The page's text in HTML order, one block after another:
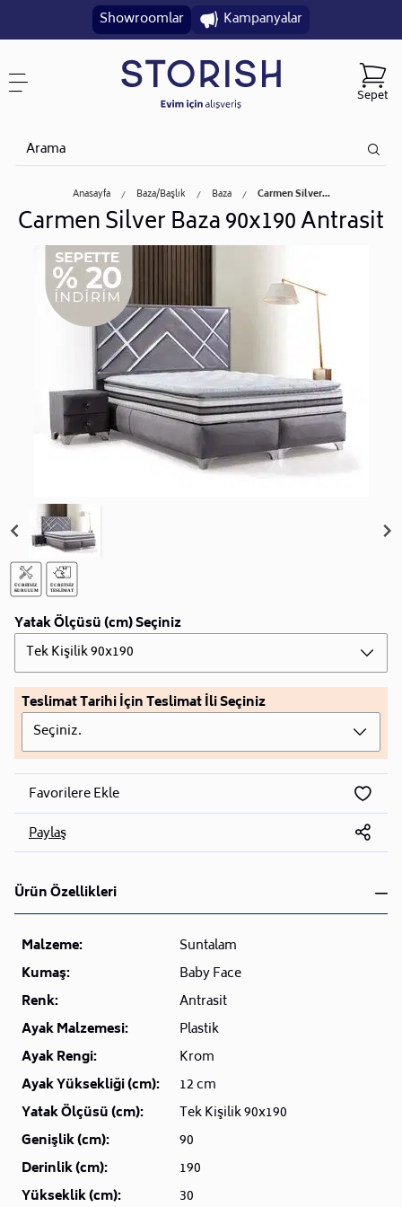
Showroomlar Kampanyalar
Sepet
Anasayfa Baza/başlık Baza Carmen Silver...
Carmen Silver Baza 90x190 Antrasit
Yatak Ölçüsü (cm) Seçiniz
Tek Kişilik 90x190
Teslimat Tarihi İçin Teslimat İli Seçiniz
Seçiniz.
Favorilere Ekle
Paylaş
Ürün Özellikleri
Malzeme:
Suntalam
Kumaş:
Baby Face
Renk:
Antrasit
Ayak Malzemesi:
Plastik
Ayak Rengi:
Krom
Ayak Yüksekliği (cm):
12 cm
Yatak Ölçüsü (cm):
Tek Kişilik 90x190
Genişlik (cm):
90
Derinlik (cm):
190
Yükseklik (cm):
30